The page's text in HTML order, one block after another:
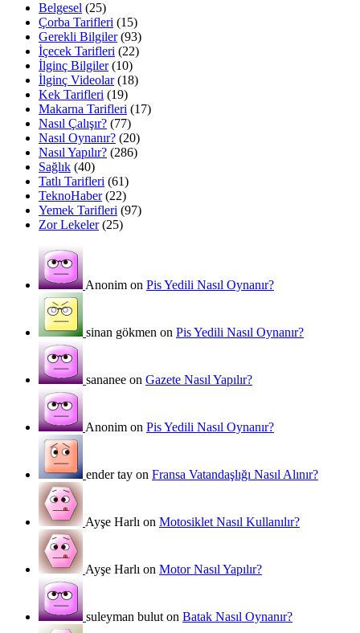
Belgesel (25)
Çorba Tarifleri (15)
Gerekli Bilgiler(93)
İçecek Tarifleri (22)
İlginç Bilgiler(10)
İlginç Videolar(18)
Kek Tarifleri (19)
Makarna Tarifleri (17)
Nasıl Çalışır? (77)
Nasıl Oynanır? (20)
Nasıl Yapılır? (286)
Sağlık (40)
Tatlı Tarifleri (61)
TeknoHaber(22)
Yemek Tarifleri (97)
Zor Lekeler(25)
Anonim on Pis Yedili Nasıl Oynanır?
sinan gökmen on Pis Yedili Nasıl Oynanır?
sananee on Gazete Nasıl Yapılır?
Anonim on Pis Yedili Nasıl Oynanır?
ender tay on Fransa Vatandaşlığı Nasıl Alınır?
Ayşe Harlı on Motosiklet Nasıl Kullanılır?
Ayşe Harlı on Motor Nasıl Yapılır?
suleyman bulut on Batak Nasıl Oynanır?